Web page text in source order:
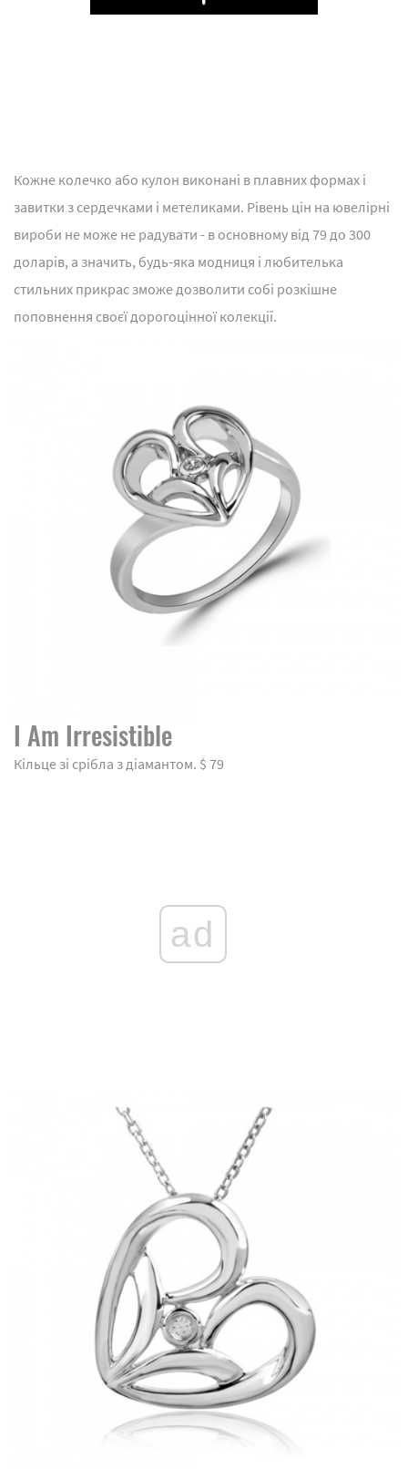
Play
Кожне колечко або кулон виконані в плавних формах і
завитки з сердечками і метеликами. Рівень цін на ювелірні
вироби не може не радувати - в основному від 79 до 300
доларів, а значить, будь-яка модниця і любителька
стильних прикрас зможе дозволити собі розкішне
поповнення своєї дорогоцінної колекції.
I Am Irresistible
Кільце зі срібла з діамантом. $ 79
ad